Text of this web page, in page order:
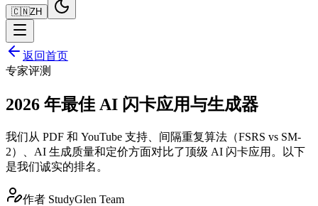
🇨🇳ZH
返回首页
专家评测
2026 年最佳 AI 闪卡应用与生成器
我们从 PDF 和 YouTube 支持、间隔重复算法（FSRS vs SM-
2）、AI 生成质量和定价方面对比了顶级 AI 闪卡应用。以下
是我们诚实的排名。
作者 StudyGlen Team